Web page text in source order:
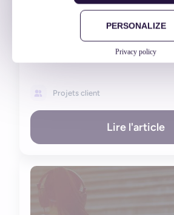
PERSONALIZE
Privacy policy
Maintenance et évolutions :
Weenect – version 4
Projets client
Lire l'article